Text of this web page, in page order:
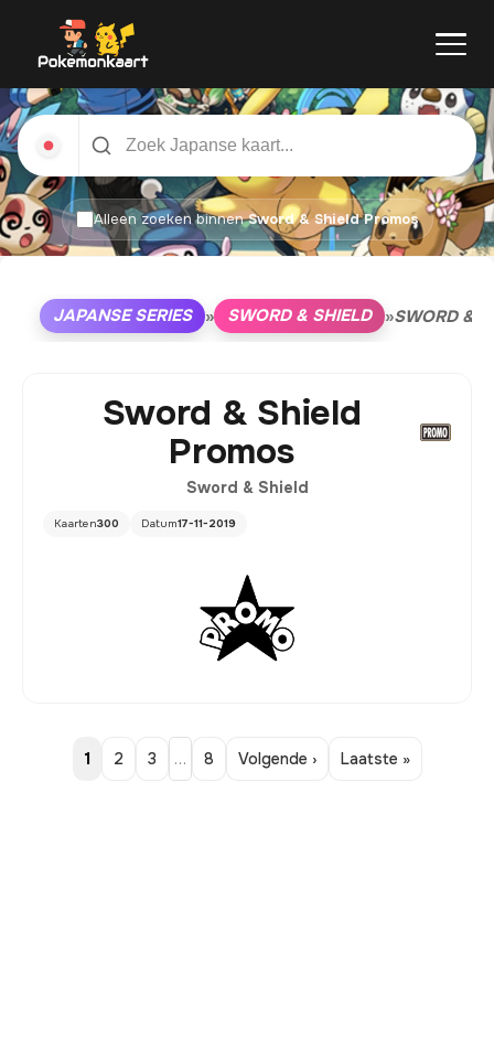
Alleen zoeken binnenSword & Shield Promos
JAPANSE SERIES » SWORD & SHIELD »SWORD &
Sword & Shield
Promos
Sword & Shield
Kaarten300 Datum17-11-2019
1 2 3 … 8 Volgende › Laatste »